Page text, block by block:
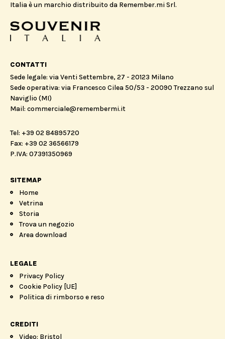
Italia è un marchio distribuito da Remember.mi Srl.
CONTATTI
Sede legale: via Venti Settembre, 27 - 20123 Milano
Sede operativa: via Francesco Cilea 50/53 - 20090 Trezzano sul
Naviglio (MI)
Mail: commerciale@remembermi.it
Tel: +39 02 84895720
Fax: +39 02 36566179
P.IVA: 07391350969
SITEMAP
Home
Vetrina
Storia
Trova un negozio
Area download
LEGALE
Privacy Policy
Cookie Policy [UE]
Politica di rimborso e reso
CREDITI
Video: Bristol